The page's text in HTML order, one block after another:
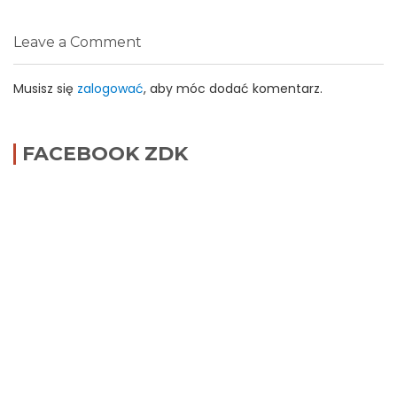
Leave a Comment
Musisz się zalogować, aby móc dodać komentarz.
FACEBOOK ZDK